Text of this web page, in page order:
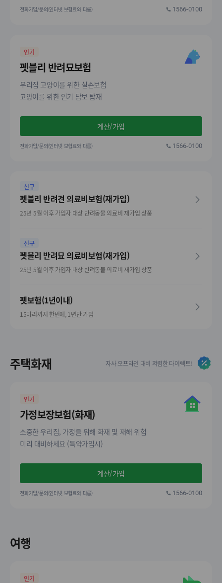
전화가입/문의(인터넷 보험료와 다름) 1566-0100
인기
펫블리 반려묘보험
우리집 고양이를 위한 실손보험
고양이를 위한 인기 담보 탑재
계산/가입
전화가입/문의(인터넷 보험료와 다름) 1566-0100
신규
펫블리 반려견 의료비보험(재가입)
25년 5월 이후 가입자 대상 반려동물 의료비 재가입 상품
신규
펫블리 반려묘 의료비보험(재가입)
25년 5월 이후 가입자 대상 반려동물 의료비 재가입 상품
펫보험(1년이내)
15마리까지 한번에, 1년만 가입
주택화재 자사 오프라인 대비 저렴한 다이렉트!
인기
가정보장보험(화재)
소중한 우리집, 가정을 위해 화재 및 재해 위험
미리 대비하세요 (특약가입시)
계산/가입
전화가입/문의(인터넷 보험료와 다름) 1566-0100
여행
인기